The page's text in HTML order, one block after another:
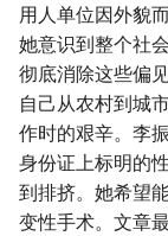
用人单位因外貌
她意识到整个社
彻底消除这些偏
自己从农村到城
作时的艰辛。李
身份证上标明的
到排挤。她希望
变性手术。文章